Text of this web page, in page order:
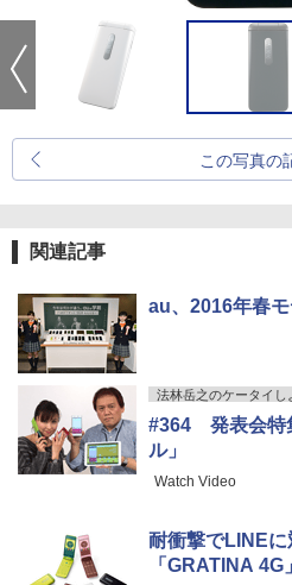
この写真の
関連記事
au、2016年春
法林岳之のケータイし
#364 発表会特
ル」
Watch Video
耐衝撃でLINEに
「GRATINA